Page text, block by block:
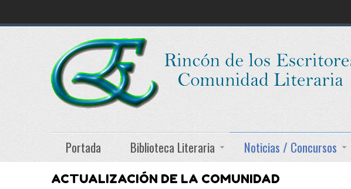
Portada Biblioteca Literaria Noticias / Concursos
ACTUALIZACIÓN DE LA COMUNIDAD